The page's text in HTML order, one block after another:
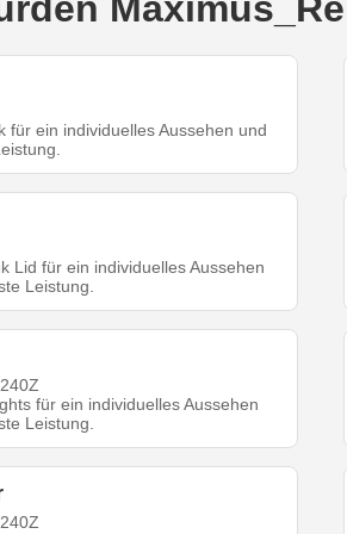
für ein individuelles Aussehen und
Lid für ein individuelles Aussehen
Leistung.
für ein individuelles Aussehen
Leistung.